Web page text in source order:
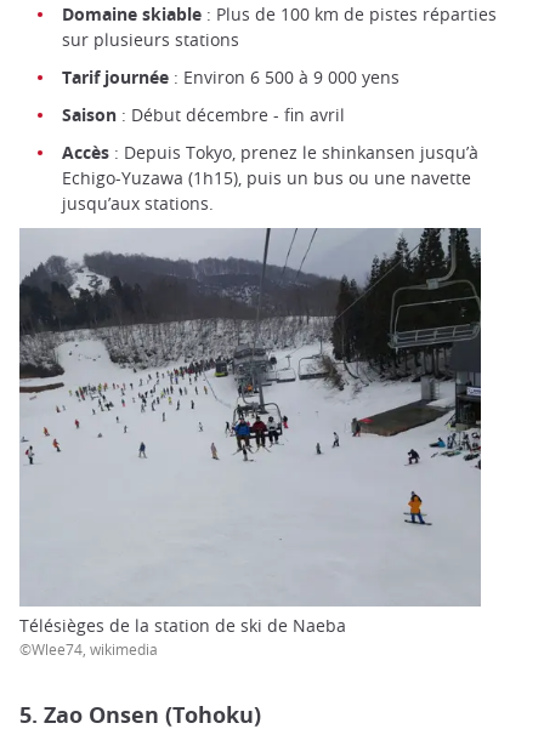
Domaine skiable : Plus de 100 km de pistes réparties
sur plusieurs stations
Tarif journée : Environ 6 500 à 9 000 yens
Saison : Début décembre - fin avril
Accès : Depuis Tokyo, prenez le shinkansen jusqu’à
Echigo-Yuzawa (1h15), puis un bus ou une navette
jusqu’aux stations.
Télésièges de la station de ski de Naeba
©Wlee74, wikimedia
5. Zao Onsen (Tohoku)